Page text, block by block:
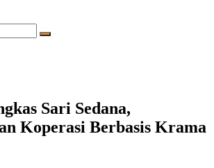
Sari Sedana,
Koperasi Berbasis Krama